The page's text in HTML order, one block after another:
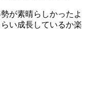
が素晴らしかったよ
い成長しているか楽